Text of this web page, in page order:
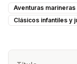
Aventuras marineras
Clásicos infantiles y